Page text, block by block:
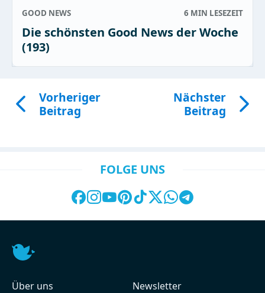
GOOD NEWS 6 MIN LESEZEIT
Die schönsten Good News der Woche
(193)
Vorheriger
Beitrag
Nächster
Beitrag
FOLGE UNS
Über uns Newsletter